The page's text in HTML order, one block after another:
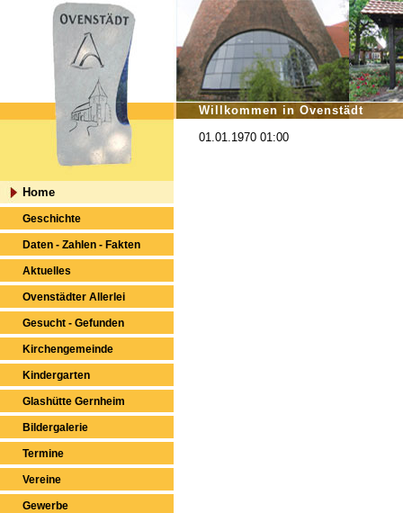
Willkommen in Ovenstädt
Home
Geschichte
Daten - Zahlen - Fakten
Aktuelles
Ovenstädter Allerlei
Gesucht - Gefunden
Kirchengemeinde
Kindergarten
Glashütte Gernheim
Bildergalerie
Termine
Vereine
Gewerbe
01.01.1970 01:00